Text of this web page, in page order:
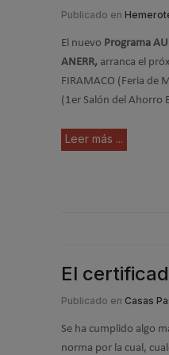
Publicado en
El nuevo Programa
ANERR, arranca el
FIRAMACO (Feria de
(1er Salón del Ahorro
Leer más ...
El
Publicado en Casas
Se ha cumplido algo
norma por la cual,